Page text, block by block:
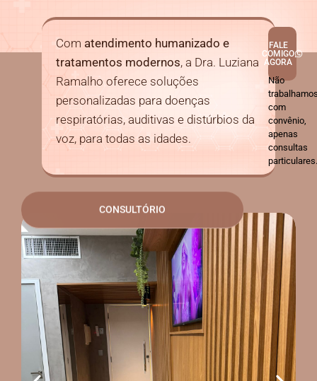
Com atendimento humanizado e
tratamentos modernos, a Dra. Luziana
Ramalho oferece soluções
personalizadas para doenças
respiratórias, auditivas e distúrbios da
voz, para todas as idades.
FALE
COMIGO
AGORA
Não
com
convênio,
apenas
consultas
particulares.
CONSULTÓRIO